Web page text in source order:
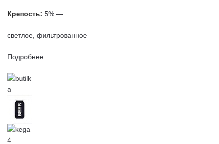
Крепость: 5% —
светлое, фильтрованное
Подробнее…